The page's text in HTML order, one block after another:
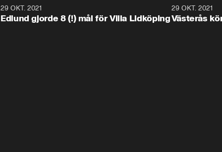
29 OKT. 2021
Edlund gjorde 8 (!) mål för Villa Lidköping
29 OKT. 2021
Västerås